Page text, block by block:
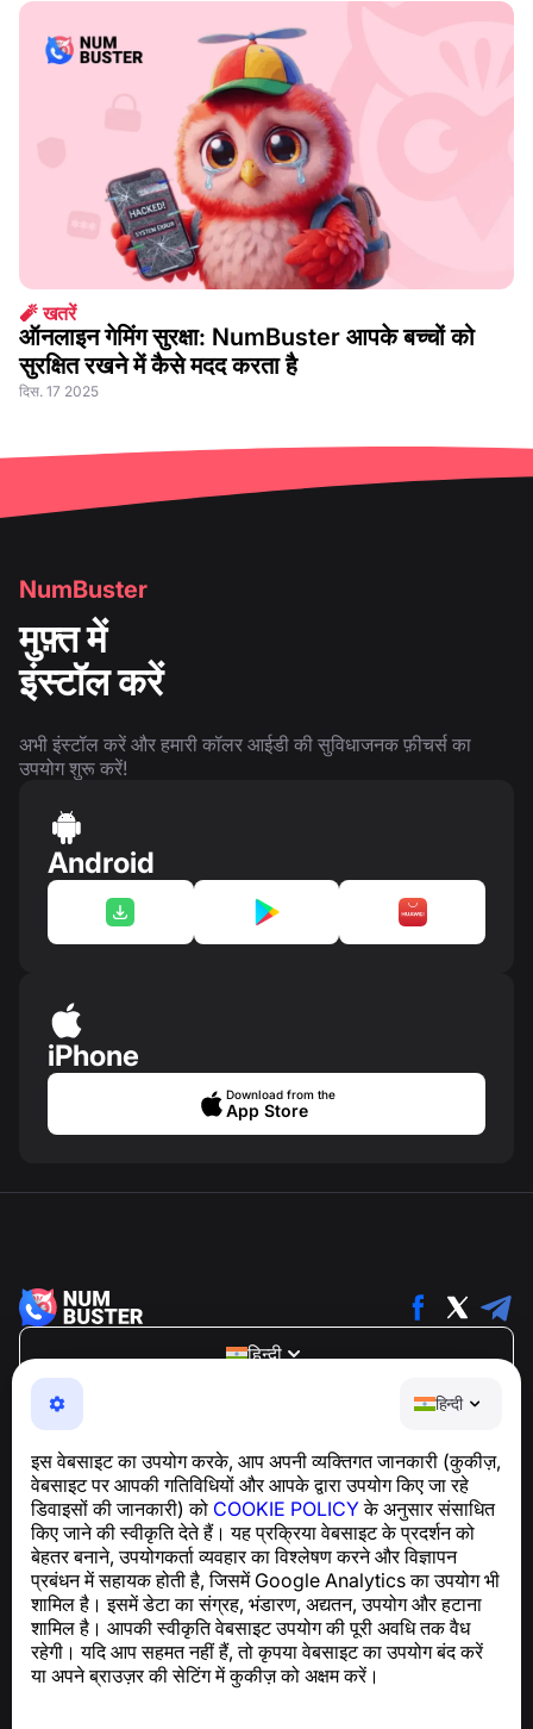
हिन्दी
इस वेबसाइट का उपयोग करके, आप अपनी व्यक्तिगत जानकारी (कुकीज़,
वेबसाइट पर आपकी गतिविधियों और आपके द्वारा उपयोग किए जा रहे
डिवाइसों की जानकारी) को COOKIE POLICYके अनुसार संसाधित
किए जाने की स्वीकृति देते हैं। यह प्रक्रिया वेबसाइट के प्रदर्शन को
बेहतर बनाने, उपयोगकर्ता व्यवहार का विश्लेषण करने और विज्ञापन
प्रबंधन में सहायक होती है, जिसमें Google Analytics का उपयोग भी
शामिल है। इसमें डेटा का संग्रह, भंडारण, अद्यतन, उपयोग और हटाना
शामिल है। आपकी स्वीकृति वेबसाइट उपयोग की पूरी अवधि तक वैध
रहेगी। यदि आप सहमत नहीं हैं, तो कृपया वेबसाइट का उपयोग बंद करें
या अपने ब्राउज़र की सेटिंग में कुकीज़ को अक्षम करें।
🧨 खतरें
ऑनलाइन गेमिंग सुरक्षा: NumBuster आपके बच्चों को
सुरक्षित रखने में कैसे मदद करता है
दिस. 17 2025
NumBuster
मुफ़्त में
इंस्टॉल करें
अभी इंस्टॉल करें और हमारी कॉलर आईडी की सुविधाजनक फ़ीचर्स का
उपयोग शुरू करें!
Android
iPhone
Download from the
App Store
हिन्दी
NumBuster © 2013—2026 ·
support@numbuster.com
एक उपयोग में आसान ऐप जो आपको फोन घोटालों, स्पैम और अवांछित संदेशों
GDPR अनुपालन से संबंधित पूछताछ के लिए:
support@numbuster.com
सहायता केंद्र
समाचार और लेख
परियोजना के बारे में
संपर्क